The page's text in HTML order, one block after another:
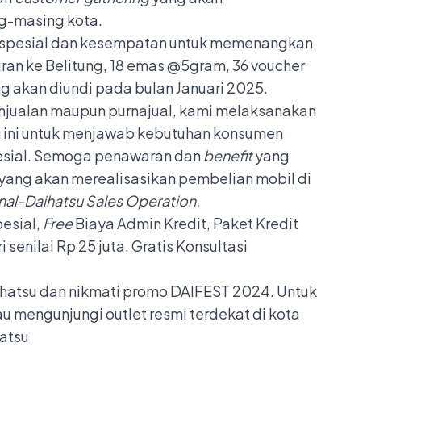
masing kota.
dan kesempatan untuk memenangkan
ke Belitung, 18 emas @5gram, 36 voucher
akan diundi pada bulan Januari 2025.
maupun purnajual, kami melaksanakan
untuk menjawab kebutuhan konsumen
Semoga penawaran danbenefityang
akan merealisasikan pembelian mobil di
Daihatsu Sales Operation.
FreeBiaya Admin Kredit, Paket Kredit
senilai Rp 25 juta, Gratis Konsultasi
dan nikmati promo DAIFEST 2024. Untuk
mengunjungi outlet resmi terdekat di kota